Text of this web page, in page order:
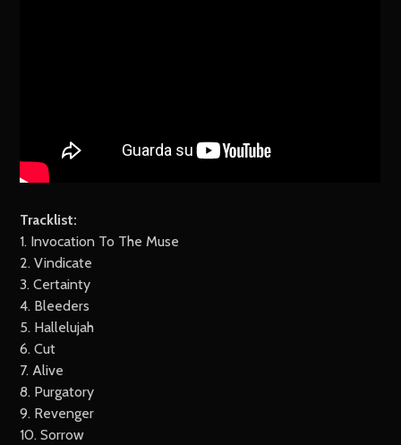
Tracklist:
1. Invocation To The Muse
2. Vindicate
3. Certainty
4. Bleeders
5. Hallelujah
6. Cut
7. Alive
8. Purgatory
9. Revenger
10. Sorrow